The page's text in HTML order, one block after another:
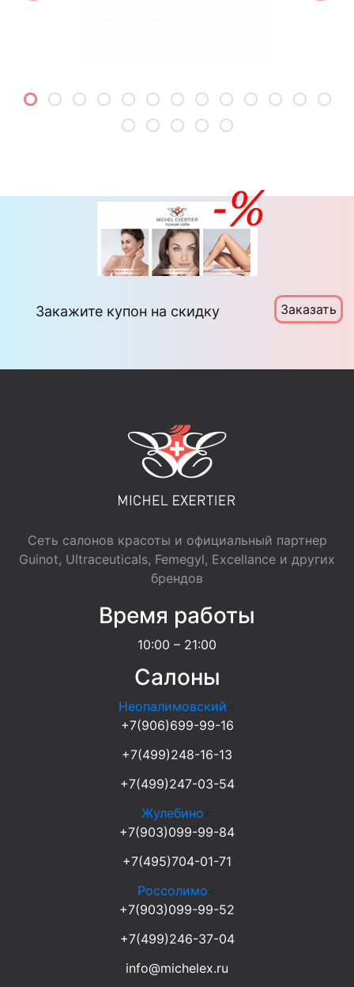
Закажите купон на скидку Заказать
Сеть салонов красоты и официальный партнер
Guinot, Ultraceuticals, Femegyl, Excellance и других
брендов
Время работы
10:00 – 21:00
Салоны
Неопалимовский
+7(906)699-99-16
+7(499)248-16-13
+7(499)247-03-54
Жулебино
+7(903)099-99-84
+7(495)704-01-71
Россолимо
+7(903)099-99-52
+7(499)246-37-04
info@michelex.ru